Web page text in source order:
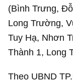
(Bình Trưng,
Long Trường,
Tuy Hạ, Nhơn
Thành 1, Long
Theo UBND